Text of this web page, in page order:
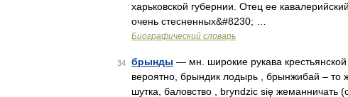
харьковской губернии. Отец ее
очень стесненных&#8230; …
Биографический словарь
34 брынды — мн. широкие рукава
вероятно, брындик лодырь , брынжибай – то
шутка, баловство , bryndzic się жеманничать